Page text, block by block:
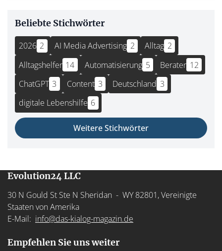
Beliebte Stichwörter
2026 2 AI Media Advertising 2 Alltag 2
Alltagshelfer 14 Automatisierung 5 Berater 12
ChatGPT 3 Content 3 Deutschland 3
digitale Lebenshilfe 6
Weitere Stichwörter
Evolution24 LLC
30 N Gould St Ste N Sheridan - WY 82801, Vereinigte
Staaten von Amerika
E-Mail: info@das-kialog-magazin.de
Empfehlen Sie uns weiter